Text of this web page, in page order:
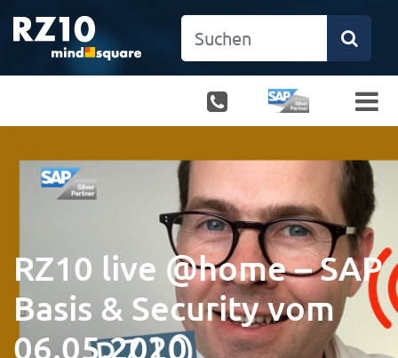
RZ10 live @home – SAP
Basis & Security vom
06.05.2020